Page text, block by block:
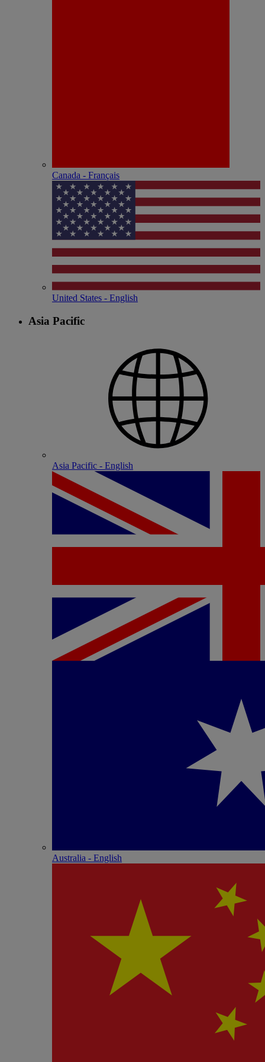
Canada - Français
United States - English
Asia Pacific
Asia Pacific - English
Australia - English